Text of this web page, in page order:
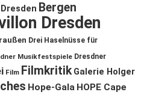
Bergen
Dresden
Drei Haselnüsse für
Musikfestspiele Dresdner
Film Filmkritik Galerie Holger
Hope-Gala HOPE Cape